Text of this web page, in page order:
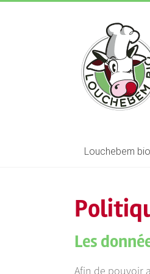
Louchebem bio
Les
Afin de pouvoir